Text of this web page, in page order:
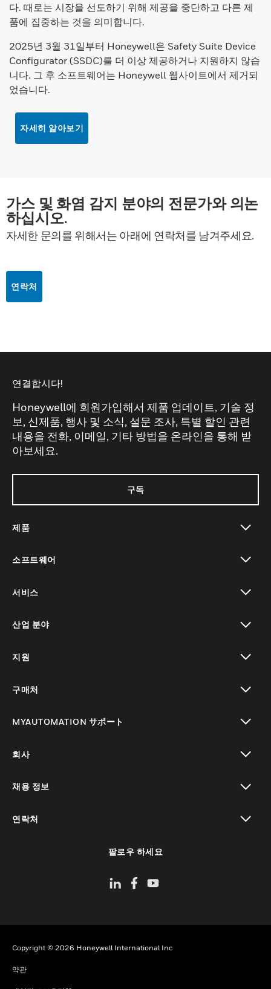
다. 때로는 시장을 선도하기 위해 제공을 중단하고 다른 제
품에 집중하는 것을 의미합니다.
2025년 3월 31일부터 Honeywell은 Safety Suite Device
Configurator (SSDC)를 더 이상 제공하거나 지원하지 않습
니다. 그 후 소프트웨어는 Honeywell 웹사이트에서 제거되
었습니다.
자세히 알아보기
가스 및 화염 감지 분야의 전문가와 의논
하십시오.
자세한 문의를 위해서는 아래에 연락처를 남겨주세요.
연락처
연결합시다!
Honeywell에 회원가입해서 제품 업데이트, 기술 정
보, 신제품, 행사 및 소식, 설문 조사, 특별 할인 관련
내용을 전화, 이메일, 기타 방법을 온라인을 통해 받
아보세요.
구독
제품
소프트웨어
서비스
산업 분야
지원
구매처
MYAUTOMATION サポート
회사
채용 정보
연락처
팔로우 하세요
Copyright © 2026 Honeywell International Inc
약관